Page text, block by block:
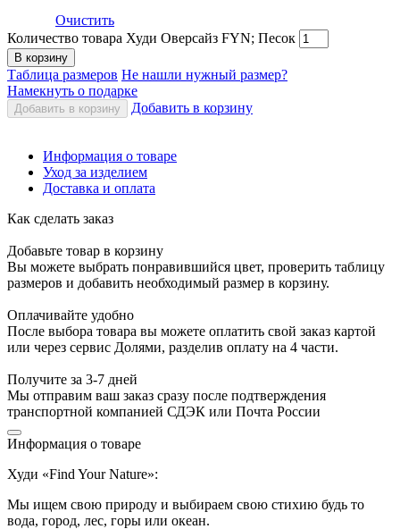
Очистить
Количество товара Худи Оверсайз FYN; Песок
В корзину
Таблица размеров Не нашли нужный размер?
Намекнуть о подарке
Добавить в корзину Добавить в корзину
Информация о товаре
Уход за изделием
Доставка и оплата
Как сделать заказ
Добавьте товар в корзину
Вы можете выбрать понравившийся цвет, проверить таблицу
размеров и добавить необходимый размер в корзину.
Оплачивайте удобно
После выбора товара вы можете оплатить свой заказ картой
или через сервис Долями, разделив оплату на 4 части.
Получите за 3-7 дней
Мы отправим ваш заказ сразу после подтверждения
транспортной компанией СДЭК или Почта России
Информация о товаре
Худи «Find Your Nature»:
Мы ищем свою природу и выбираем свою стихию будь то
вода, город, лес, горы или океан.